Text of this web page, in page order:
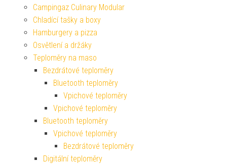
Campingaz Culinary Modular
Chladící tašky a boxy
Hamburgery a pizza
Osvětlení a držáky
Teploměry na maso
Bezdrátové teploměry
Bluetooth teploměry
Vpichové teploměry
Vpichové teploměry
Bluetooth teploměry
Vpichové teploměry
Bezdrátové teploměry
Digitální teploměry